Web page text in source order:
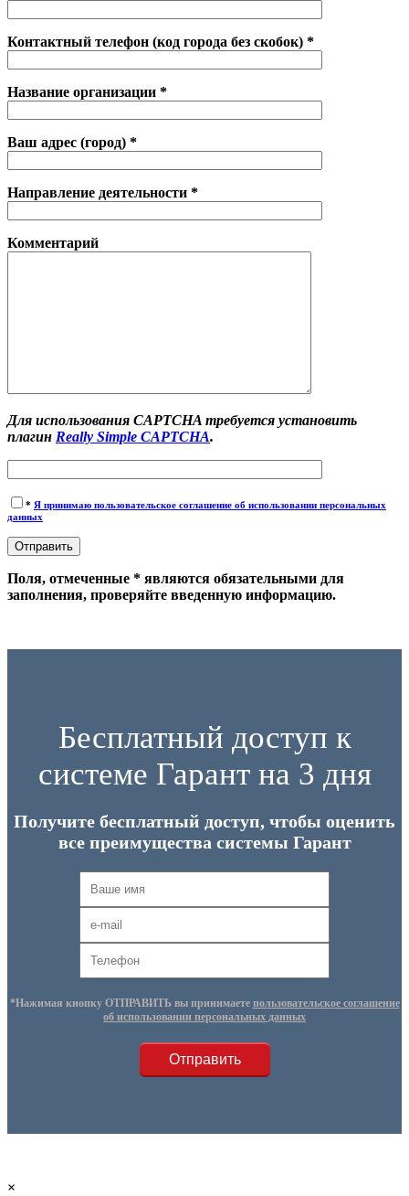
Контактный телефон (код города без скобок) *
Название организации *
Ваш адрес (город) *
Направление деятельности *
Комментарий
Для использования CAPTCHA требуется установить
плагин Really Simple CAPTCHA.
* Я принимаю пользовательское соглашение об использовании персональных
данных
Поля, отмеченные * являются обязательными для
заполнения, проверяйте введенную информацию.
Бесплатный доступ к
системе Гарант на 3 дня
Получите бесплатный доступ, чтобы оценить
все преимущества системы Гарант
*Нажимая кнопку ОТПРАВИТЬ вы принимаете пользовательское соглашение
об использовании персональных данных
×